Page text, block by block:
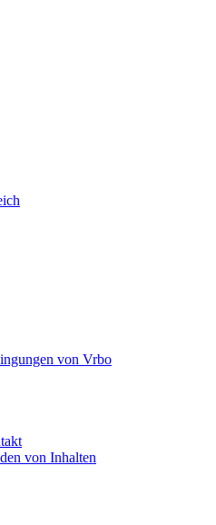
von Vrbo
von Inhalten